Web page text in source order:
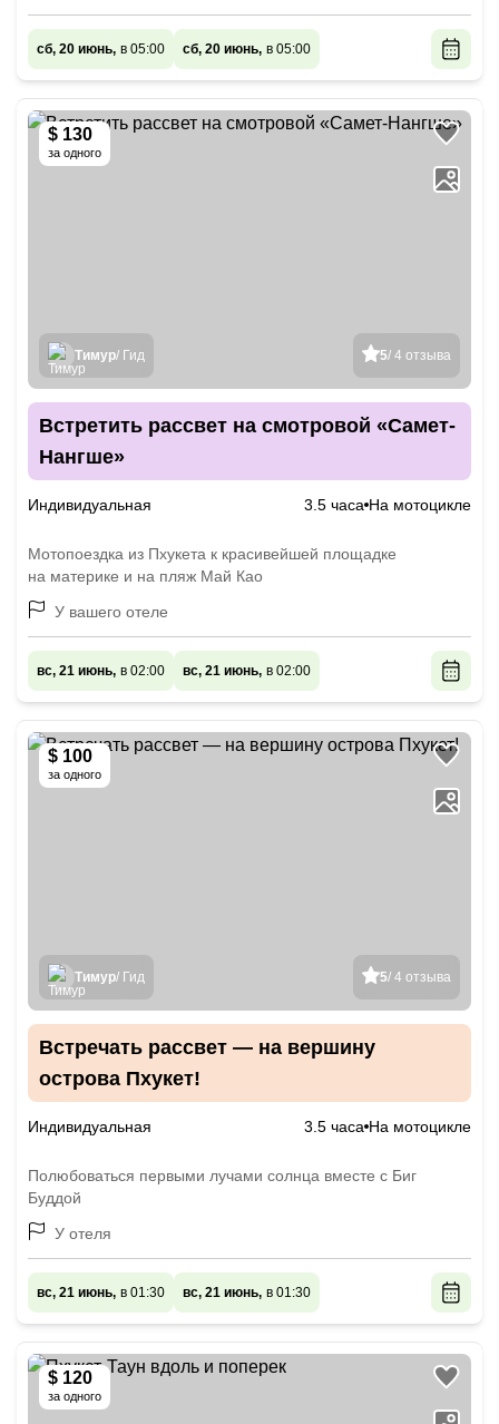
сб, 20 июнь, в 05:00 сб, 20 июнь, в 05:00
$ 130
за одного
5/ 4 отзыва
Тимур/ Гид
Встретить рассвет на смотровой «Самет-
Нангше»
Индивидуальная 3.5 часа На мотоцикле
Мотопоездка из Пхукета к красивейшей площадке
на материке и на пляж Май Као
У вашего отеле
вс, 21 июнь, в 02:00 вс, 21 июнь, в 02:00
$ 100
за одного
5/ 4 отзыва
Тимур/ Гид
Встречать рассвет — на вершину
острова Пхукет!
Индивидуальная 3.5 часа На мотоцикле
Полюбоваться первыми лучами солнца вместе с Биг
Буддой
У отеля
вс, 21 июнь, в 01:30 вс, 21 июнь, в 01:30
$ 120
за одного